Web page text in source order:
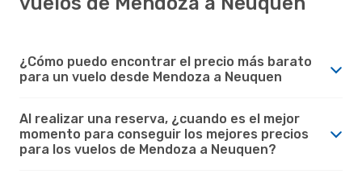
¿Cómo puedo encontrar el precio más barato
para un vuelo desde Mendoza a Neuquen
Al realizar una reserva, ¿cuando es el mejor
momento para conseguir los mejores precios
para los vuelos de Mendoza a Neuquen?